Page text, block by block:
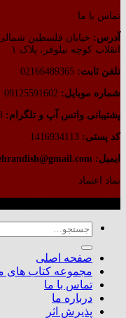
تماس با ما
آدرس: خیابان فلسطین شمالی
انقلاب کوچه نیلوفر، پلاک ۱
تلفن ثابت:
شماره موبایل:
پشتیبانی واتس آپ و تلگرام:
کد پستی:
ایمیل: mehrandish@gmail.com
نماد اعتماد
جستجو
برای:
صفحه اصلی
مجموعه کتاب های
تماس با ما
درباره ما
پذیرش اثر